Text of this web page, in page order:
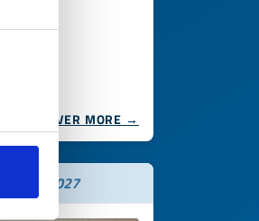
DISCOVER MORE →
giugno 2027